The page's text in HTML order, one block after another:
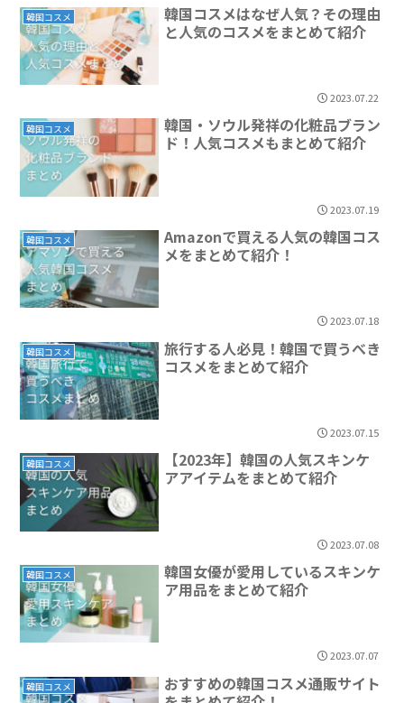
韓国コスメ
韓国コスメはなぜ人気？その理由
と人気のコスメをまとめて紹介
2023.07.22
韓国コスメ
韓国・ソウル発祥の化粧品ブラン
ド！人気コスメもまとめて紹介
2023.07.19
韓国コスメ
Amazonで買える人気の韓国コス
メをまとめて紹介！
2023.07.18
韓国コスメ
旅行する人必見！韓国で買うべき
コスメをまとめて紹介
2023.07.15
韓国コスメ
【2023年】韓国の人気スキンケ
アアイテムをまとめて紹介
2023.07.08
韓国コスメ
韓国女優が愛用しているスキンケ
ア用品をまとめて紹介
2023.07.07
韓国コスメ
おすすめの韓国コスメ通販サイト